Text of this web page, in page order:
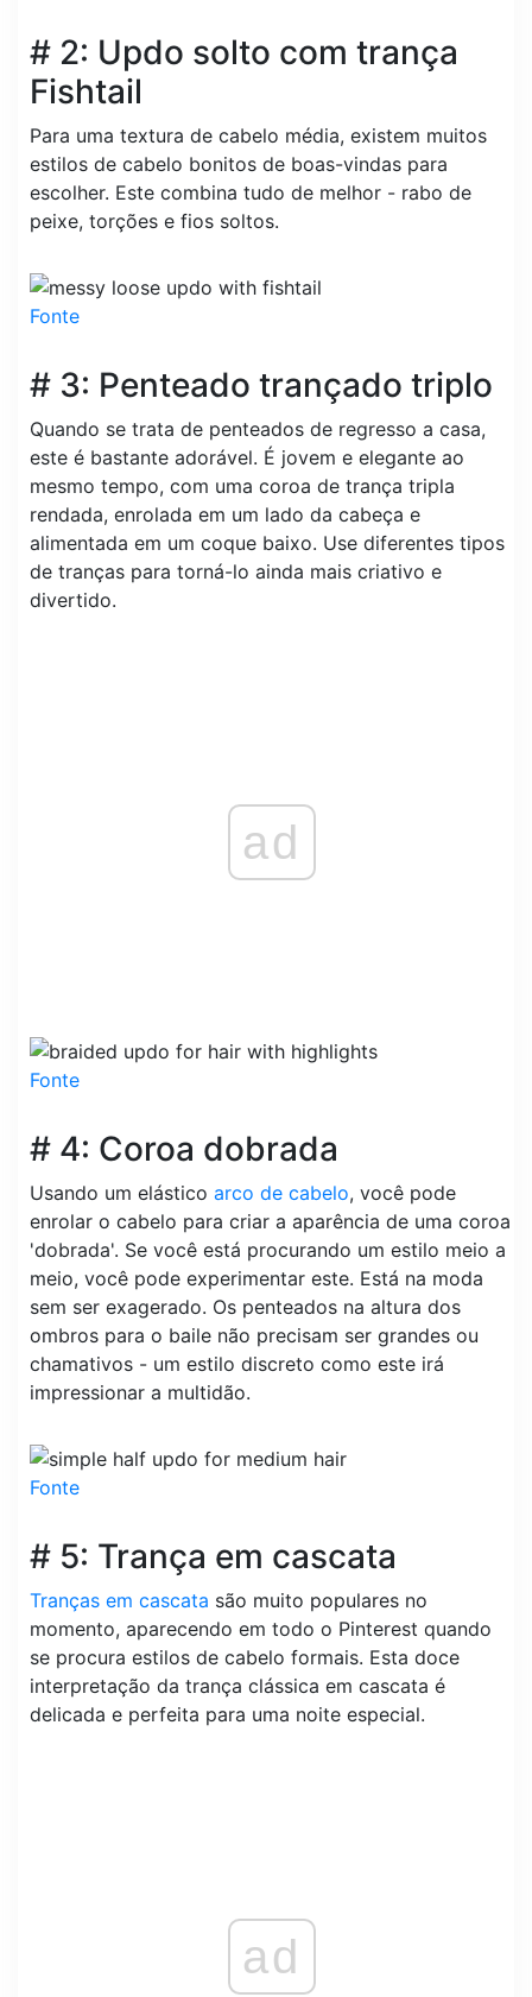
# 2: Updo solto com trança
Fishtail
Para uma textura de cabelo média, existem muitos
estilos de cabelo bonitos de boas-vindas para
escolher. Este combina tudo de melhor - rabo de
peixe, torções e fios soltos.
Fonte
# 3: Penteado trançado triplo
Quando se trata de penteados de regresso a casa,
este é bastante adorável. É jovem e elegante ao
mesmo tempo, com uma coroa de trança tripla
rendada, enrolada em um lado da cabeça e
alimentada em um coque baixo. Use diferentes tipos
de tranças para torná-lo ainda mais criativo e
divertido.
ad
Fonte
# 4: Coroa dobrada
Usando um elástico arco de cabelo, você pode
enrolar o cabelo para criar a aparência de uma coroa
'dobrada'. Se você está procurando um estilo meio a
meio, você pode experimentar este. Está na moda
sem ser exagerado. Os penteados na altura dos
ombros para o baile não precisam ser grandes ou
chamativos - um estilo discreto como este irá
impressionar a multidão.
Fonte
# 5: Trança em cascata
Tranças em cascata são muito populares no
momento, aparecendo em todo o Pinterest quando
se procura estilos de cabelo formais. Esta doce
interpretação da trança clássica em cascata é
delicada e perfeita para uma noite especial.
ad